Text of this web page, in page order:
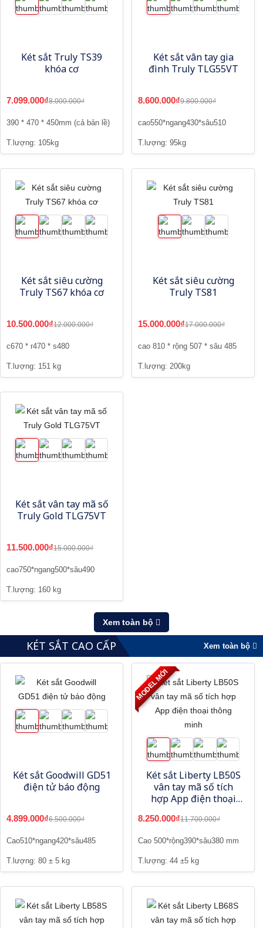
Két sắt Truly TS39
khóa cơ
7.099.000₫8.000.000₫
390 * 470 * 450mm (cả bản lề)
T.lượng: 105kg
Két sắt vân tay gia
đình Truly TLG55VT
8.600.000₫9.800.000₫
cao550*ngang430*sâu510
T.lượng: 95kg
Két sắt siêu cường
Truly TS67 khóa cơ
10.500.000₫12.000.000₫
c670 * r470 * s480
T.lượng: 151 kg
Két sắt siêu cường
Truly TS81
15.000.000₫17.000.000₫
cao 810 * rộng 507 * sâu 485
T.lượng: 200kg
Két sắt vân tay mã số
Truly Gold TLG75VT
11.500.000₫15.000.000₫
cao750*ngang500*sâu490
T.lượng: 160 kg
Xem toàn bộ
KÉT SẮT CAO CẤP Xem toàn bộ
Két sắt Goodwill GD51
điện tử báo động
4.899.000₫6.500.000₫
Cao510*ngang420*sâu485
T.lượng: 80 ± 5 kg
MODEL MỚI
Két sắt Liberty LB50S
vân tay mã số tích
hợp App điện thoại
8.250.000₫11.700.000₫
Cao 500*rộng390*sâu380 mm
T.lượng: 44 ±5 kg